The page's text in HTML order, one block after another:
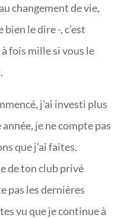
changement de vie,
le dire -, c’est
fois mille si vous le
j’ai investi plus
je ne compte pas
que j’ai faites.
de ton club privé
pas les dernières
vu que je continue à